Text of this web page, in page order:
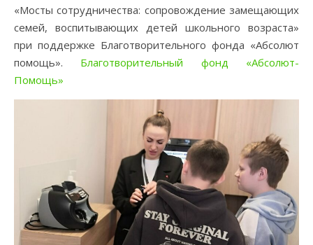
«Мосты сотрудничества: сопровождение замещающих
семей, воспитывающих детей школьного возраста»
при поддержке Благотворительного фонда «Абсолют
помощь». Благотворительный фонд «Абсолют-
Помощь»